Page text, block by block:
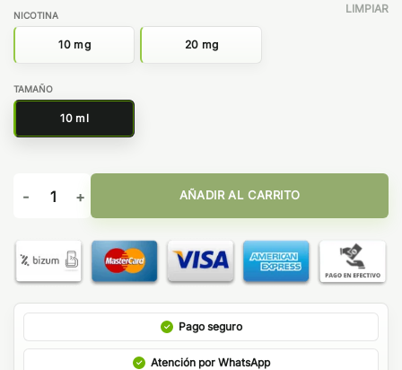
NICOTINA
10 mg 20 mg
TAMAÑO
10 ml
LIMPIAR
Mango Piña Papaya Smoothie 10ml - La Yaya Salt cantidad
AÑADIR AL CARRITO
Pago seguro
Atención por WhatsApp